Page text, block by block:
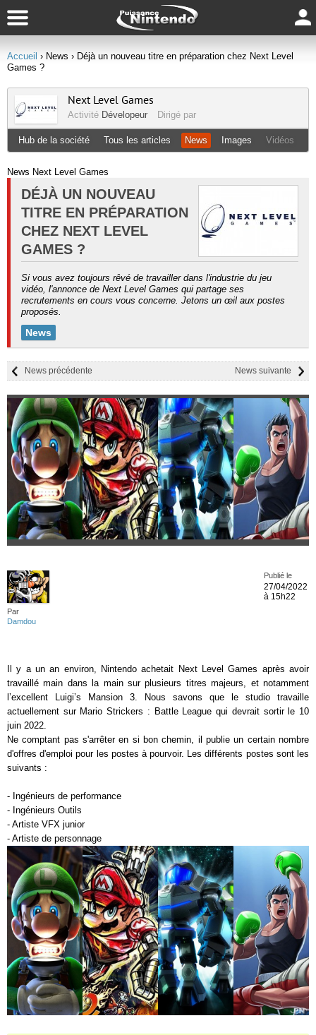
Accueil › News › Déjà un nouveau titre en préparation chez Next Level
Games ?
Next Level Games
Activité Dévelopeur Dirigé par
Hub de la société Tous les articles News Images Vidéos
News Next Level Games
DÉJÀ UN NOUVEAU
TITRE EN PRÉPARATION
CHEZ NEXT LEVEL
GAMES ?
Si vous avez toujours rêvé de travailler dans l'industrie du jeu
vidéo, l'annonce de Next Level Games qui partage ses
recrutements en cours vous concerne. Jetons un œil aux postes
proposés.
News
News suivante
News précédente
Par
Damdou
Publié le
27/04/2022
à 15h22
Il y a un an environ, Nintendo achetait Next Level Games après avoir
travaillé main dans la main sur plusieurs titres majeurs, et notamment
l’excellent Luigi’s Mansion 3. Nous savons que le studio travaille
actuellement sur Mario Strickers : Battle League qui devrait sortir le 10
juin 2022.
Ne comptant pas s'arrêter en si bon chemin, il publie un certain nombre
d'offres d'emploi pour les postes à pourvoir. Les différents postes sont les
suivants :
- Ingénieurs de performance
- Ingénieurs Outils
- Artiste VFX junior
- Artiste de personnage